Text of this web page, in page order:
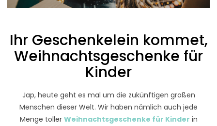
Ihr Geschenkelein kommet,
Weihnachtsgeschenke für
Kinder
Jap, heute geht es mal um die zukünftigen großen
Menschen dieser Welt. Wir haben nämlich auch jede
Menge toller Weihnachtsgeschenke für Kinder in